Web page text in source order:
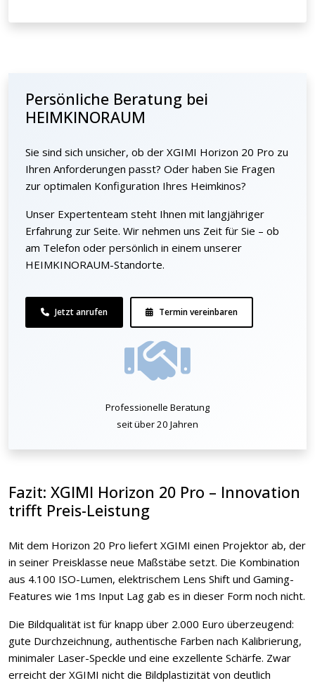
Persönliche Beratung bei
HEIMKINORAUM
Sie sind sich unsicher, ob der XGIMI Horizon 20 Pro zu
Ihren Anforderungen passt? Oder haben Sie Fragen
zur optimalen Konfiguration Ihres Heimkinos?
Unser Expertenteam steht Ihnen mit langjähriger
Erfahrung zur Seite. Wir nehmen uns Zeit für Sie – ob
am Telefon oder persönlich in einem unserer
HEIMKINORAUM-Standorte.
Jetzt anrufen Termin vereinbaren
Professionelle Beratung
seit über 20 Jahren
Fazit: XGIMI Horizon 20 Pro – Innovation
trifft Preis-Leistung
Mit dem Horizon 20 Pro liefert XGIMI einen Projektor ab, der
in seiner Preisklasse neue Maßstäbe setzt. Die Kombination
aus 4.100 ISO-Lumen, elektrischem Lens Shift und Gaming-
Features wie 1ms Input Lag gab es in dieser Form noch nicht.
Die Bildqualität ist für knapp über 2.000 Euro überzeugend:
gute Durchzeichnung, authentische Farben nach Kalibrierung,
minimaler Laser-Speckle und eine exzellente Schärfe. Zwar
erreicht der XGIMI nicht die Bildplastizität von deutlich